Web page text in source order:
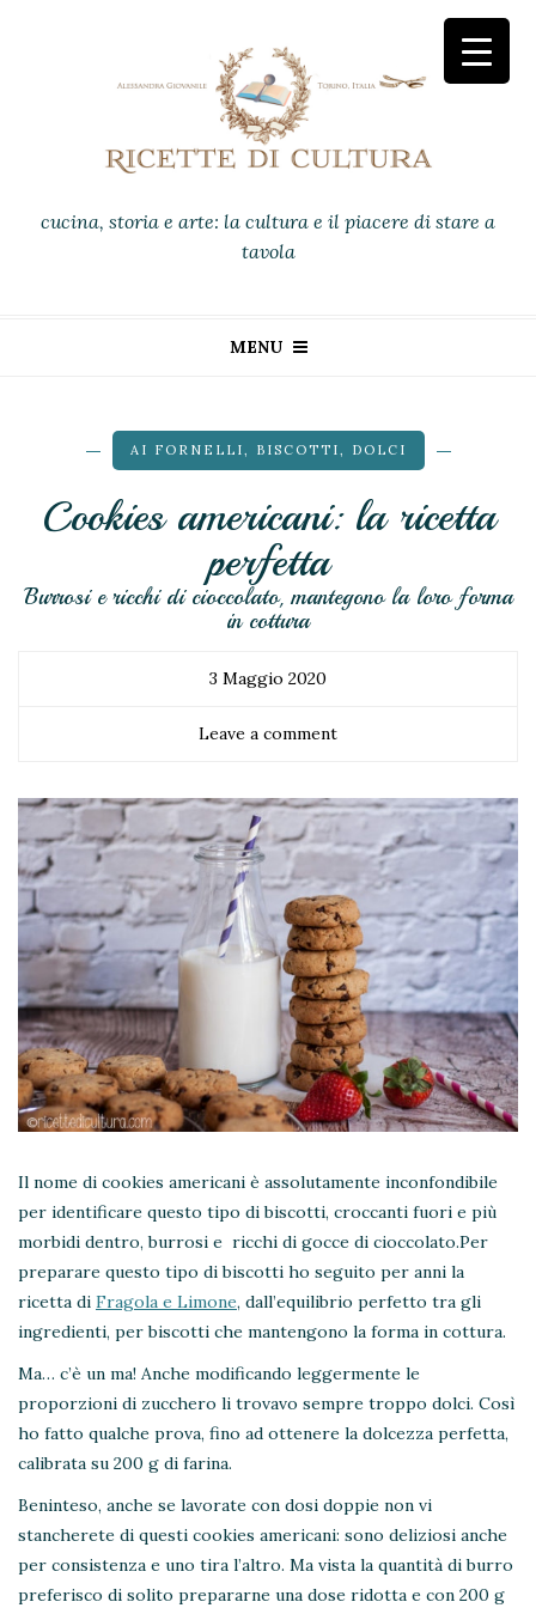
cucina, storia e arte: la cultura e il piacere di stare a
tavola
MENU
AI FORNELLI , BISCOTTI , DOLCI
Cookies americani: la ricetta
perfetta
Burrosi e ricchi di cioccolato, mantegono la loro forma
in cottura
3 Maggio 2020
Leave a comment
Il nome di cookies americani è assolutamente inconfondibile
per identificare questo tipo di biscotti, croccanti fuori e più
morbidi dentro, burrosi e ricchi di gocce di cioccolato.Per
preparare questo tipo di biscotti ho seguito per anni la
ricetta di Fragola e Limone, dall’equilibrio perfetto tra gli
ingredienti, per biscotti che mantengono la forma in cottura.
Ma… c’è un ma! Anche modificando leggermente le
proporzioni di zucchero li trovavo sempre troppo dolci. Così
ho fatto qualche prova, fino ad ottenere la dolcezza perfetta,
calibrata su 200 g di farina.
Beninteso, anche se lavorate con dosi doppie non vi
stancherete di questi cookies americani: sono deliziosi anche
per consistenza e uno tira l’altro. Ma vista la quantità di burro
preferisco di solito prepararne una dose ridotta e con 200 g